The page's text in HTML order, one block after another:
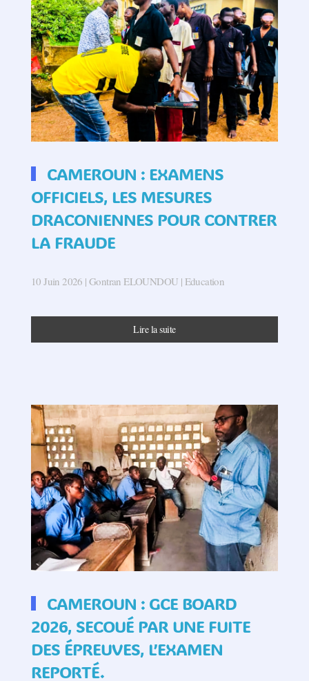
CAMEROUN : EXAMENS
OFFICIELS, LES MESURES
DRACONIENNES POUR CONTRER
LA FRAUDE
10 Juin 2026 | Gontran ELOUNDOU | Education
Lire la suite
CAMEROUN : GCE BOARD
2026, SECOUÉ PAR UNE FUITE
DES ÉPREUVES, L’EXAMEN
REPORTÉ.